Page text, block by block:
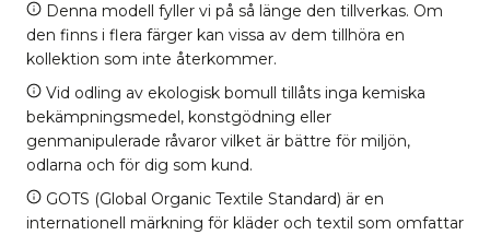
Denna modell fyller vi på så länge den tillverkas. Om
den finns i flera färger kan vissa av dem tillhöra en
kollektion som inte återkommer.
Vid odling av ekologisk bomull tillåts inga kemiska
bekämpningsmedel, konstgödning eller
genmanipulerade råvaror vilket är bättre för miljön,
odlarna och för dig som kund.
GOTS (Global Organic Textile Standard) är en
internationell märkning för kläder och textil som omfattar